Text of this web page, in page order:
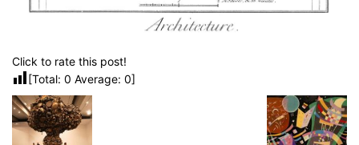
Click to rate this post!
[Total: 0 Average: 0]